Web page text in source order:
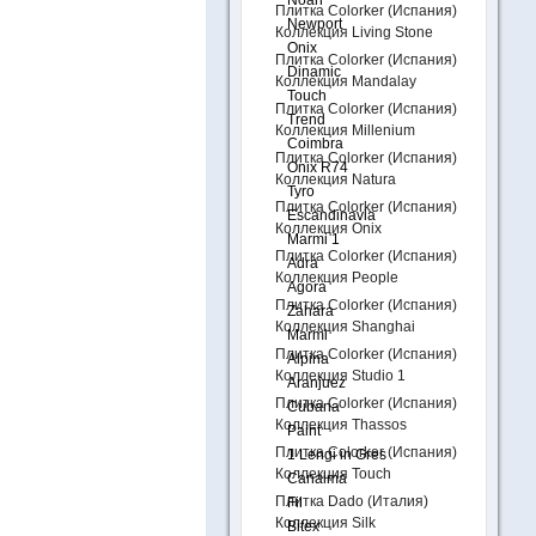
Плитка Colorker (Испания)
Коллекция Living Stone
Плитка Colorker (Испания)
Коллекция Mandalay
Плитка Colorker (Испания)
Коллекция Millenium
Плитка Colorker (Испания)
Коллекция Natura
Плитка Colorker (Испания)
Коллекция Onix
Плитка Colorker (Испания)
Коллекция People
Плитка Colorker (Испания)
Коллекция Shanghai
Плитка Colorker (Испания)
Коллекция Studio 1
Плитка Colorker (Испания)
Коллекция Thassos
Плитка Colorker (Испания)
Коллекция Touch
Плитка Dado (Италия)
Коллекция Silk
Newport
Onix
Dinamic
Touch
Trend
Coimbra
Onix R74
Tyro
Escandinavia
Marmi 1
Adra
Agora
Zahara
Marmi
Alpina
Aranjuez
Cubana
Paint
1 Lengi in Gres
Canaima
Fil
Bitex